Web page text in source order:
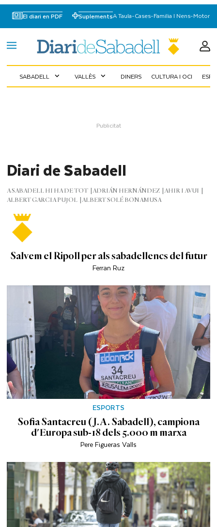
El diari en PDF SuplementsA Taula-Cases-Familia I Nens-Motor
SABADELL expand_more VALLÈS expand_more DINERS CULTURA I OCI
Diari de Sabadell
A SABADELL HI HA DE TOT ADRIÁN HERNÁNDEZ
AHIR I AVUI
ALBERT GARCIA PUJOL
ALBERT SOLÉ BONAMUSA
Salvem el Ripoll per als sabadellencs del futur
Ferran Ruz
ESPORTS
Sofia Santacreu (J.A. Sabadell), campiona
d'Europa sub-18 dels 5.000 m marxa
Pere Figueras Valls